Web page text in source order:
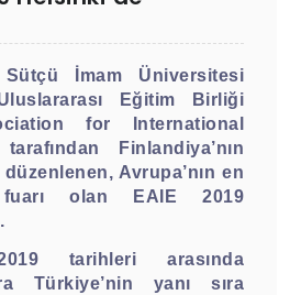
Sütçü İmam Üniversitesi
Eğitim Birliği
for International
Finlandiya’nın
Avrupa’nın en
olan EAIE 2019
tarihleri arasında
Türkiye’nin yanı sıra